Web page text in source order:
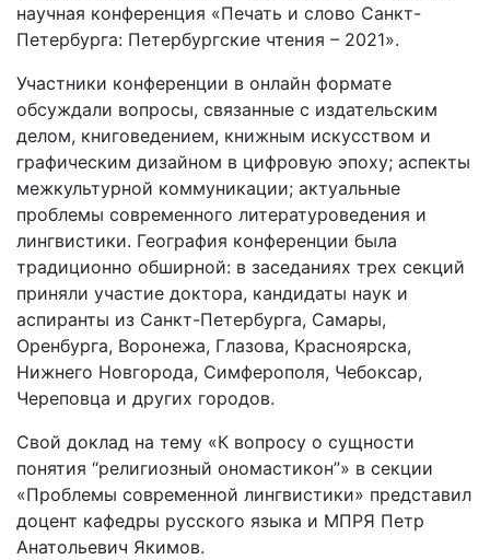
научная конференция «Печать и слово Санкт-
Петербурга: Петербургские чтения – 2021».
Участники конференции в онлайн формате
обсуждали вопросы, связанные с издательским
делом, книговедением, книжным искусством и
графическим дизайном в цифровую эпоху; аспекты
межкультурной коммуникации; актуальные
проблемы современного литературоведения и
лингвистики. География конференции была
традиционно обширной: в заседаниях трех секций
приняли участие доктора, кандидаты наук и
аспиранты из Санкт-Петербурга, Самары,
Оренбурга, Воронежа, Глазова, Красноярска,
Нижнего Новгорода, Симферополя, Чебоксар,
Череповца и других городов.
Свой доклад на тему «К вопросу о сущности
понятия “религиозный ономастикон”» в секции
«Проблемы современной лингвистики» представил
доцент кафедры русского языка и МПРЯ Петр
Анатольевич Якимов.